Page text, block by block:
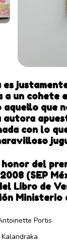
es
a un cohete
que
autora
con lo
del
(SEP
Libro de
Ministerio
Portis